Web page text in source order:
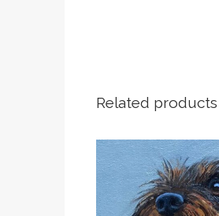
Related products